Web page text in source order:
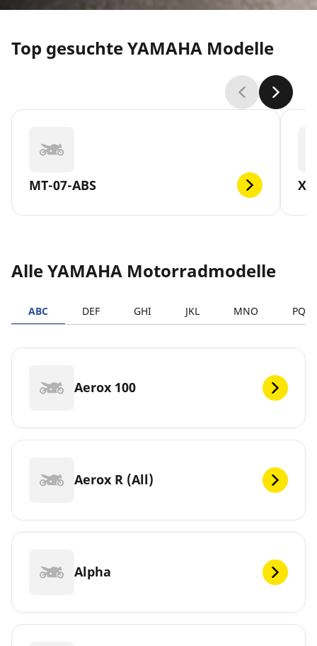
Top gesuchte YAMAHA Modelle
MT-07-ABS
Alle YAMAHA Motorradmodelle
ABC DEF GHI JKL MNO PQRS
Aerox 100
Aerox R (All)
Alpha